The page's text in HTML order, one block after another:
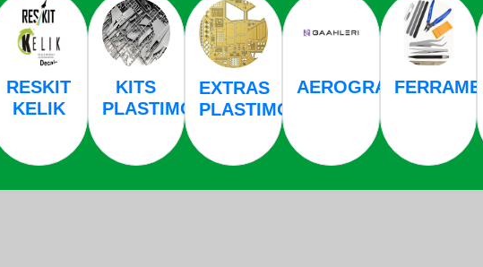
RESKIT
KELIK
KITS
PLASTIMODELISMO
EXTRAS
PLASTIMODELISMO
AEROGRAFOS